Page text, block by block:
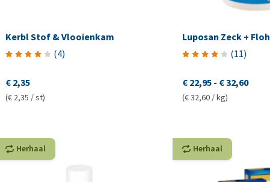
Kerbl Stof & Vlooienkam
(4)
€ 2,35
(€ 2,35 / st)
Luposan Zeck + Floh
(11)
€ 22,95 - € 32,60
(€ 32,60 / kg)
Herhaal Herhaal